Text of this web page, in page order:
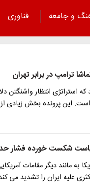
و جامعه
فناوری
ترامپ در برابر تهران
که استراتژی انتظار واشنگتن
است. این پرونده بخش زیادی
شکست خورده فشار
به مانند دیگر مقامات
علیه ایران را تشدید می